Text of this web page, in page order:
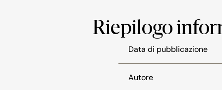
Riepilogo
Data di pubblicazione
Autore